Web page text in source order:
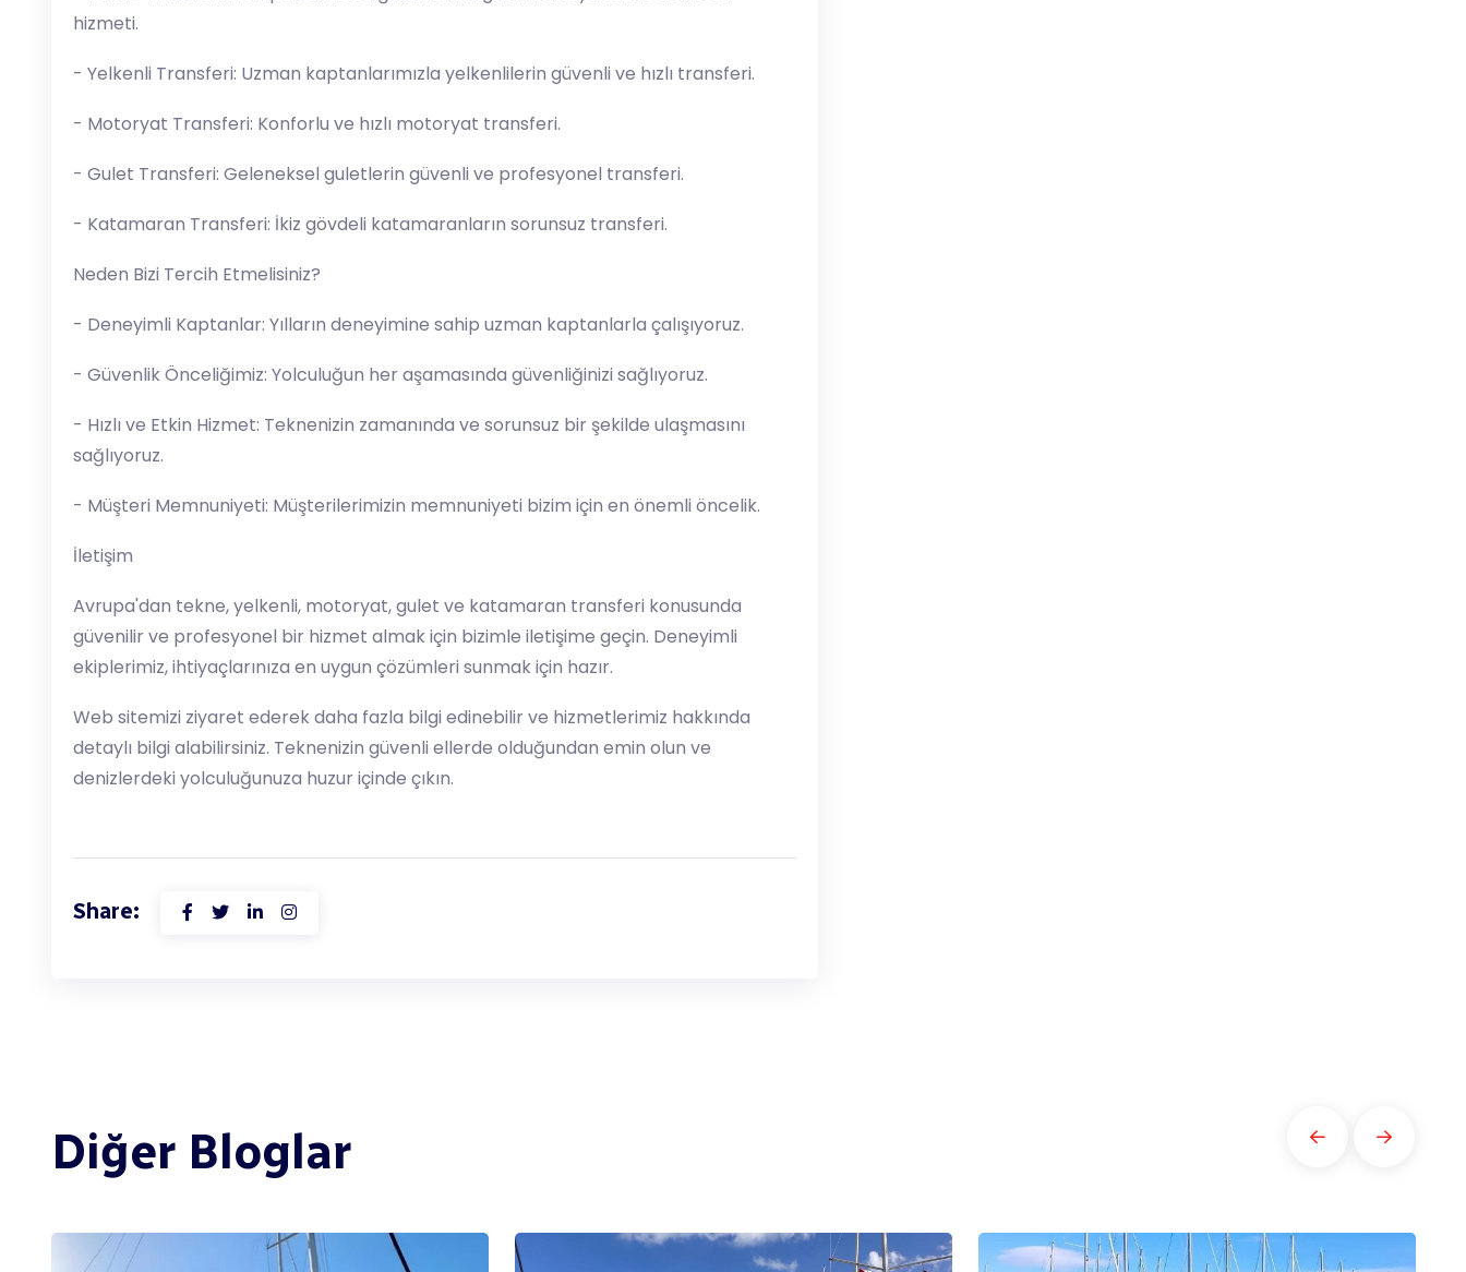
hizmeti.
- Yelkenli Transferi: Uzman kaptanlarımızla yelkenlilerin güvenli ve hızlı transferi.
- Motoryat Transferi: Konforlu ve hızlı motoryat transferi.
- Gulet Transferi: Geleneksel guletlerin güvenli ve profesyonel transferi.
- Katamaran Transferi: İkiz gövdeli katamaranların sorunsuz transferi.
Neden Bizi Tercih Etmelisiniz?
- Deneyimli Kaptanlar: Yılların deneyimine sahip uzman kaptanlarla çalışıyoruz.
- Güvenlik Önceliğimiz: Yolculuğun her aşamasında güvenliğinizi sağlıyoruz.
- Hızlı ve Etkin Hizmet: Teknenizin zamanında ve sorunsuz bir şekilde ulaşmasını
sağlıyoruz.
- Müşteri Memnuniyeti: Müşterilerimizin memnuniyeti bizim için en önemli öncelik.
İletişim
Avrupa'dan tekne, yelkenli, motoryat, gulet ve katamaran transferi konusunda
güvenilir ve profesyonel bir hizmet almak için bizimle iletişime geçin. Deneyimli
ekiplerimiz, ihtiyaçlarınıza en uygun çözümleri sunmak için hazır.
Web sitemizi ziyaret ederek daha fazla bilgi edinebilir ve hizmetlerimiz hakkında
detaylı bilgi alabilirsiniz. Teknenizin güvenli ellerde olduğundan emin olun ve
denizlerdeki yolculuğunuza huzur içinde çıkın.
Share:
Diğer Bloglar